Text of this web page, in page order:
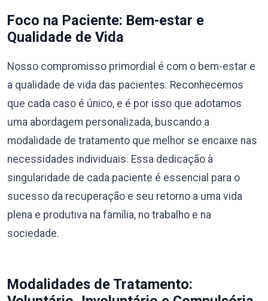
Foco na Paciente: Bem-estar e
Qualidade de Vida
Nosso compromisso primordial é com o bem-estar e
a qualidade de vida das pacientes. Reconhecemos
que cada caso é único, e é por isso que adotamos
uma abordagem personalizada, buscando a
modalidade de tratamento que melhor se encaixe nas
necessidades individuais. Essa dedicação à
singularidade de cada paciente é essencial para o
sucesso da recuperação e seu retorno a uma vida
plena e produtiva na família, no trabalho e na
sociedade.
Modalidades de Tratamento: